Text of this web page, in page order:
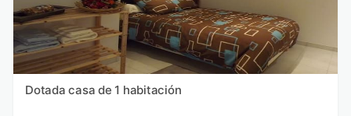
Dotada casa de 1 habitación